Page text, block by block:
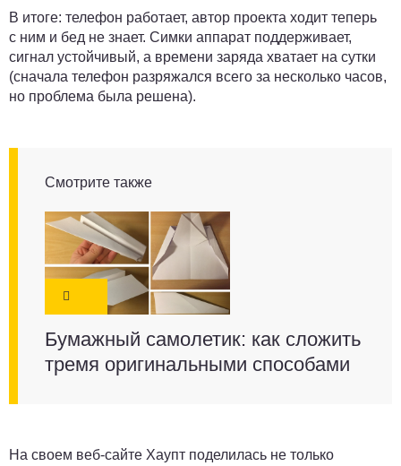
В итоге: телефон работает, автор проекта ходит теперь
с ним и бед не знает. Симки аппарат поддерживает,
сигнал устойчивый, а времени заряда хватает на сутки
(сначала телефон разряжался всего за несколько часов,
но проблема была решена).
Смотрите также
Бумажный самолетик: как сложить
тремя оригинальными способами
На своем веб-сайте Хаупт поделилась не только